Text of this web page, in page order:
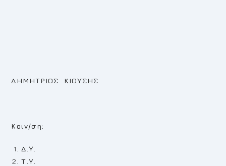
ΔΗΜΗΤΡΙΟΣ ΚΙΟΥΣΗΣ
Κοιν/ση:
Δ.Υ.
Τ.Υ.